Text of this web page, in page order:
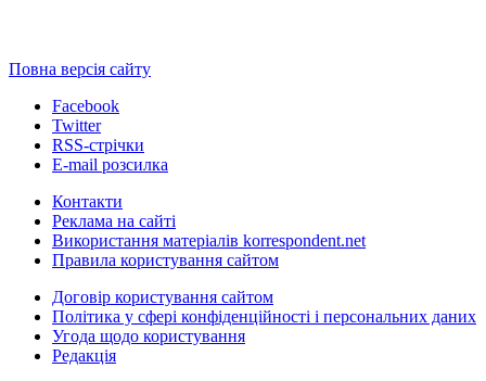
Повна версія сайту
Facebook
Twitter
RSS-стрічки
E-mail розсилка
Контакти
Реклама на сайті
Використання матеріалів korrespondent.net
Правила користування сайтом
Договір користування сайтом
Політика у сфері конфіденційності і персональних даних
Угода щодо користування
Редакція